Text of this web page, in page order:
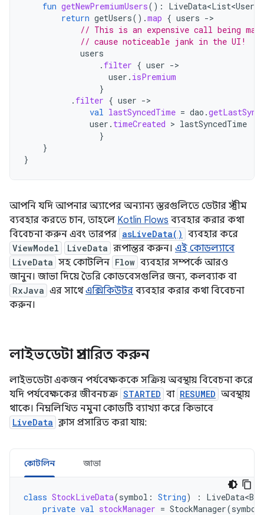
fun getNewPremiumUsers(): LiveData<List<User>
return getUsers().map { users -
// This is an expensive call being
// cause noticeable jank in the UI!
users
. filter { user -
user . isPremium
}
. filter { user -
val lastSyncedTime = dao .
user . timeCreated > lastSyncedTime
}
}
}
আপনি যদি আপনার অ্যাপের অন্যান্য স্তরগুলিতে ডেটার স্ট্রীম
ব্যবহার করতে চান, তাহলে Kotlin Flows ব্যবহার করার কথা
বিবেচনা করুন এবং তারপর asLiveData() ব্যবহার করে
ViewModel LiveData রূপান্তর করুন। এই কোডল্যাবে
LiveData সহ কোটলিন Flow ব্যবহার সম্পর্কে আরও
জানুন। জাভা দিয়ে তৈরি কোডবেসগুলির জন্য, কলব্যাক বা
RxJava এর সাথেএক্সিকিউটর ব্যবহার করার কথা বিবেচনা
করুন।
লাইভডেটা প্রসারিত করুন
লাইভডেটা একজন পর্যবেক্ষককে সক্রিয় অবস্থায় বিবেচনা করে
যদি পর্যবেক্ষকের জীবনচক্র STARTED বা RESUMED অবস্থায়
থাকে। নিম্নলিখিত নমুনা কোডটি ব্যাখ্যা করে কিভাবে
LiveData ক্লাস প্রসারিত করা যায়:
কোটলিন জাভা
class StockLiveData(symbol : String) :
private val stockManager = StockManager(symbol